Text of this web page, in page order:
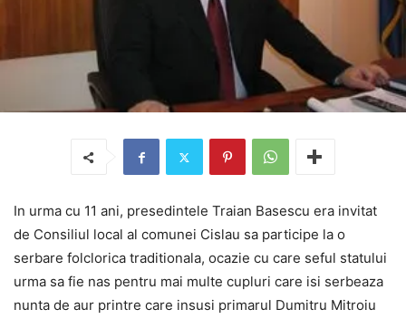
In urma cu 11 ani, presedintele Traian Basescu era invitat
de Consiliul local al comunei Cislau sa participe la o
serbare folclorica traditionala, ocazie cu care seful statului
urma sa fie nas pentru mai multe cupluri care isi serbeaza
nunta de aur printre care insusi primarul Dumitru Mitroiu